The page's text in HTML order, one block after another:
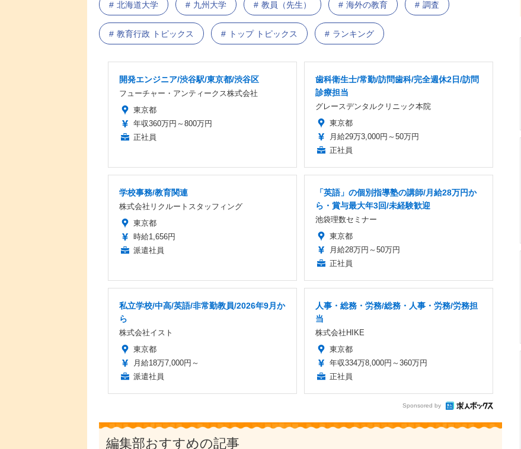
北海道大学 九州大学 教員（先生） 海外の教育 調査
教育行政 トピックス トップ トピックス ランキング
開発エンジニア/渋谷駅/東京都/渋谷区
フューチャー・アンティークス株式会社
東京都
年収360万円～800万円
正社員
歯科衛生士/常勤/訪問歯科/完全週休2日/訪問
診療担当
グレースデンタルクリニック本院
東京都
月給29万3,000円～50万円
正社員
学校事務/教育関連
株式会社リクルートスタッフィング
東京都
時給1,656円
派遣社員
「英語」の個別指導塾の講師/月給28万円か
ら・賞与最大年3回/未経験歓迎
池袋理数セミナー
東京都
月給28万円～50万円
正社員
私立学校/中高/英語/非常勤教員/2026年9月か
ら
株式会社イスト
東京都
月給18万7,000円～
派遣社員
人事・総務・労務/総務・人事・労務/労務担
当
株式会社HIKE
東京都
年収334万8,000円～360万円
正社員
Sponsored by
編集部おすすめの記事